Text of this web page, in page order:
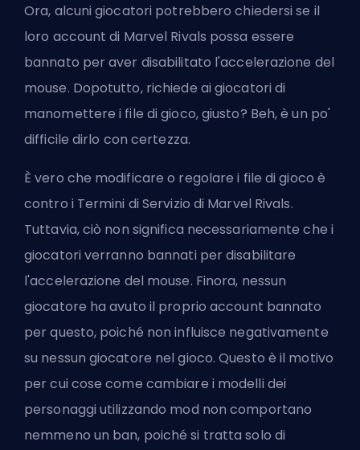
Ora, alcuni giocatori potrebbero chiedersi se il
loro account di Marvel Rivals possa essere
bannato per aver disabilitato l'accelerazione del
mouse. Dopotutto, richiede ai giocatori di
manomettere i file di gioco, giusto? Beh, è un po'
difficile dirlo con certezza.
È vero che modificare o regolare i file di gioco è
contro i Termini di Servizio di Marvel Rivals.
Tuttavia, ciò non significa necessariamente che i
giocatori verranno bannati per disabilitare
l'accelerazione del mouse. Finora, nessun
giocatore ha avuto il proprio account bannato
per questo, poiché non influisce negativamente
su nessun giocatore nel gioco. Questo è il motivo
per cui cose come cambiare i modelli dei
personaggi utilizzando mod non comportano
nemmeno un ban, poiché si tratta solo di